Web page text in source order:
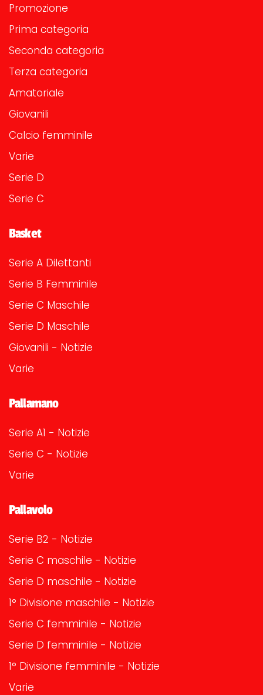
Promozione
Prima categoria
Seconda categoria
Terza categoria
Amatoriale
Giovanili
Calcio femminile
Varie
Serie D
Serie C
Basket
Serie A Dilettanti
Serie B Femminile
Serie C Maschile
Serie D Maschile
Giovanili - Notizie
Varie
Pallamano
Serie A1 - Notizie
Serie C - Notizie
Varie
Pallavolo
Serie B2 - Notizie
Serie C maschile - Notizie
Serie D maschile - Notizie
1° Divisione maschile - Notizie
Serie C femminile - Notizie
Serie D femminile - Notizie
1° Divisione femminile - Notizie
Varie